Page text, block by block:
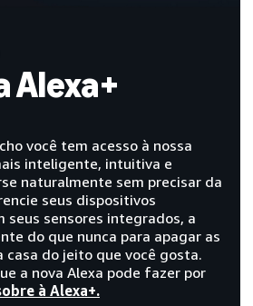
Alexa+
você tem acesso à nossa
inteligente, intuitiva e
naturalmente sem precisar da
seus dispositivos
seus sensores integrados, a
do que nunca para apagar as
casa do jeito que você gosta.
a nova Alexa pode fazer por
à Alexa+.